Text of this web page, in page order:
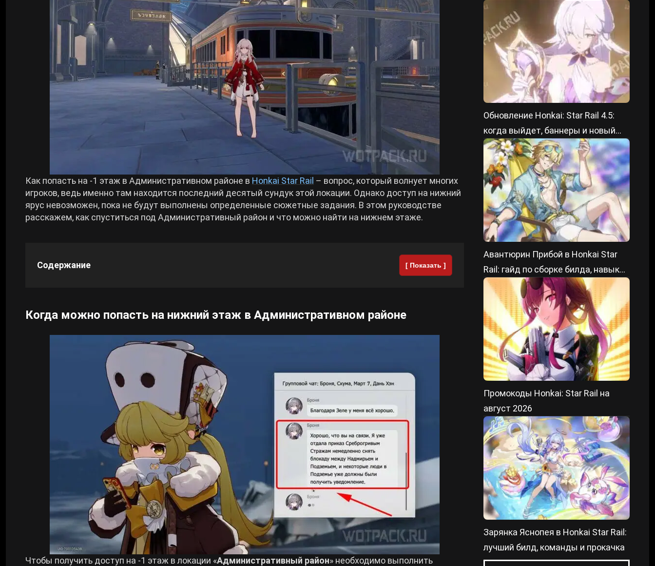
Crimson Desert
Zenless Zone Zero
Kingdom Come: Deliverance 2
Wuthering Waves
Roblox
Hogwarts Legacy
Все игры
Билды Arknights: Endfield
Билды Wuthering Waves
Билды Cyberpunk 2077
Как попасть на -1 этаж в Административном районе в Honkai Star Rail – вопрос, который волнует многих
игроков, ведь именно там находится последний десятый сундук этой локации. Однако доступ на нижний
ярус невозможен, пока не будут выполнены определенные сюжетные задания. В этом руководстве
расскажем, как спуститься под Административный район и что можно найти на нижнем этаже.
Содержание [ Показать ]
Когда можно попасть на нижний этаж в Административном районе
Чтобы получить доступ на -1 этаж в локации «Административный район» необходимо выполнить
Обновление Honkai: Star Rail 4.5:
когда выйдет, баннеры и новый
контент
Авантюрин Прибой в Honkai Star
Rail: гайд по сборке билда, навыки
и лучшие отряды
Промокоды Honkai: Star Rail на
август 2026
Зарянка Яснопея в Honkai Star Rail:
лучший билд, команды и прокачка